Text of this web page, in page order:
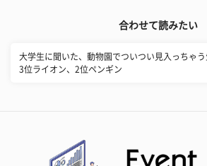
合わせて読みたい
大学生に聞いた、動物園でついつい見入っちゃう
3位ライオン、2位ペンギン